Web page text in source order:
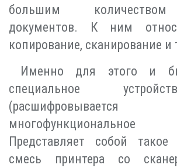
большим
документов. К ним
копирование, сканирование и
Именно для этого и
специальное
многофункциональное
Представляет собой такое
смесь принтера со